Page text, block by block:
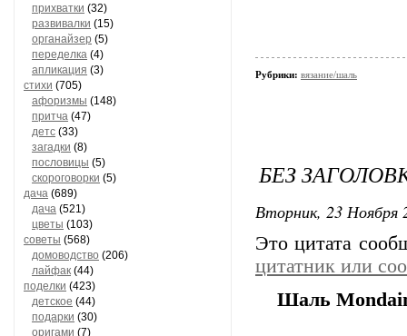
прихватки (32)
развивалки (15)
органайзер (5)
переделка (4)
апликация (3)
стихи (705)
афоризмы (148)
притча (47)
детс (33)
загадки (8)
пословицы (5)
скороговорки (5)
дача (689)
дача (521)
цветы (103)
советы (568)
домоводство (206)
лайфак (44)
поделки (423)
детское (44)
подарки (30)
оригами (7)
Рубрики: вязание/шаль
БЕЗ
Вторник, 23 Ноября
Это цитата
цитатник или
Шаль